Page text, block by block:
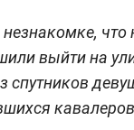
что
выйти на
спутников